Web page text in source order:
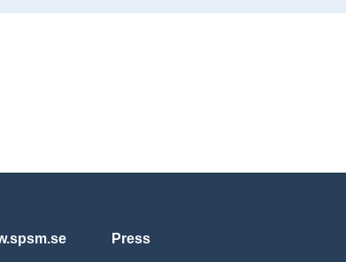
Press